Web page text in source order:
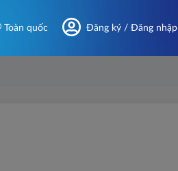
Toàn quốc Đăng ký / Đăng nhập